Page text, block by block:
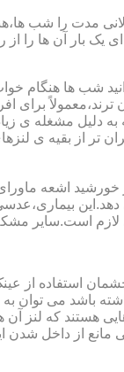
مدت را شب
یک بار آن ها
شب ها هنگام
برای
مشغله ی
تر از بقیه ی
لازم است.سایر
استفاده از
هستند که لنز
مانع از داخل